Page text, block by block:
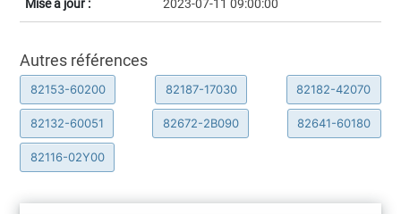
Mise à jour : 2023-07-11 09:00:00
Autres références
82153-60200 82187-17030 82182-42070
82132-60051 82672-2B090 82641-60180
82116-02Y00